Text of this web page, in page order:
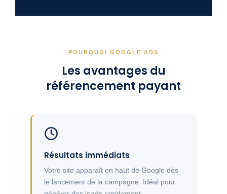
POURQUOI GOOGLE ADS
Les avantages du
référencement payant
Résultats immédiats
Votre site apparaît en haut de Google dès
le lancement de la campagne. Idéal pour